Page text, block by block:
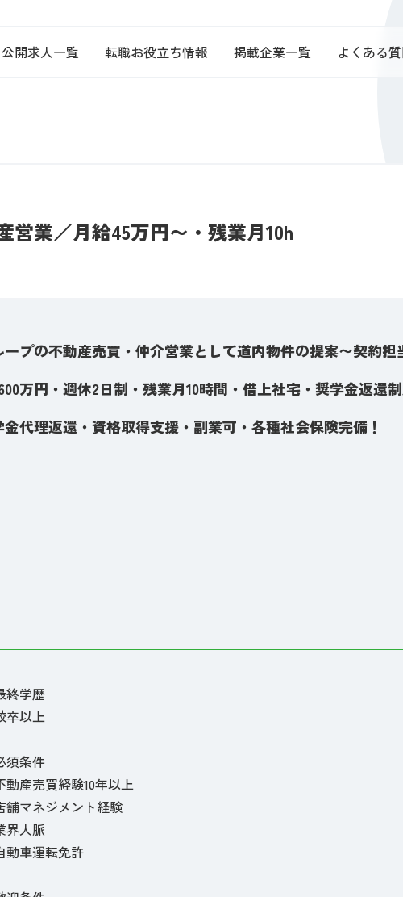
公開求人一覧 転職お役立ち情報 掲載企業一覧 よくある
営業／月給45万円〜・残業月10h
プの不動産売買・仲介営業として道内物件の提案〜契約担
万円・週休2日制・残業月10時間・借上社宅・奨学金返還制
代理返還・資格取得支援・副業可・各種社会保険完備！
学歴
卒以上
条件
動産売買経験10年以上
舗マネジメント経験
界人脈
動車運転免許